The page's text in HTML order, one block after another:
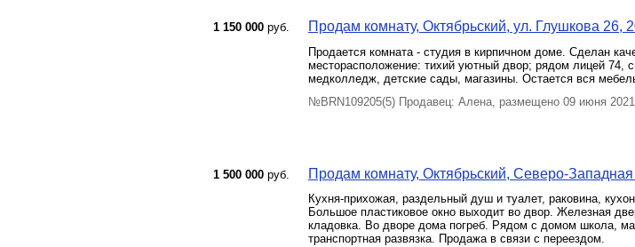
1 150 000 руб. Продам комнату, Октябрьский, ул. Глушкова 26,
Продается комната - студия в кирпичном доме. Сделан
месторасположение: тихий уютный двор; рядом лицей 74,
медколледж, детские сады, магазины. Остается вся
№BRN109205(5) Продавец: Алена, размещено 09 июня 2021
1 500 000 руб. Продам комнату, Октябрьский, Северо-Западная
Кухня-прихожая, раздельный душ и туалет, раковина,
Большое пластиковое окно выходит во двор. Железная
кладовка. Во дворе дома погреб. Рядом с домом школа,
транспортная развязка. Продажа в связи с переездом.